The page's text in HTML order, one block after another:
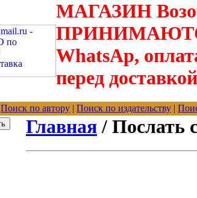
МАГАЗИН
ПРИНИМАЮТСЯ
WhatsAp,
перед доставкой
Поиск по автору | Поиск по издательству |
Главная / Послать